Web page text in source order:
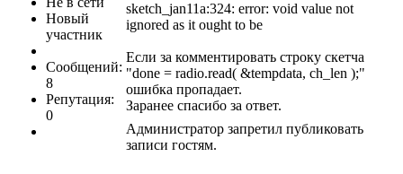
Новый
участник
Сообщений:
8
Репутация:
0
sketch_jan11a:324: error: void value not
ignored as it ought to be
Если за комментировать строку скетча
"done = radio.read( &tempdata, ch_len );"
ошибка пропадает.
Заранее спасибо за ответ.
Администратор запретил публиковать
записи гостям.